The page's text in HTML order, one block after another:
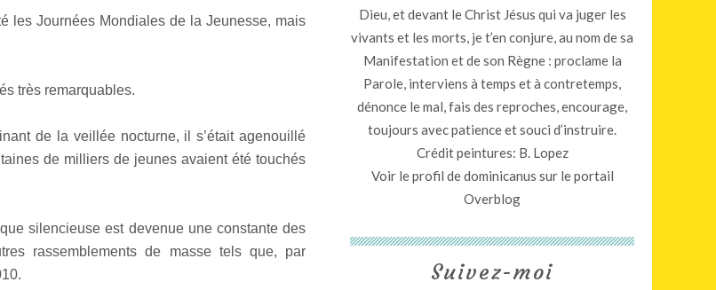
les Journées Mondiales de la Jeunesse, mais
très remarquables.
de la veillée nocturne, il s’était agenouillé
de milliers de jeunes avaient été touchés
silencieuse est devenue une constante des
rassemblements de masse tels que, par
Dieu, et devant le Christ Jésus qui va juger les
vivants et les morts, je t’en conjure, au nom de sa
Manifestation et de son Règne : proclame la
Parole, interviens à temps et à contretemps,
dénonce le mal, fais des reproches, encourage,
toujours avec patience et souci d’instruire.
Crédit peintures: B. Lopez
Voir le profil dedominicanus sur le portail
Overblog
Suivez-moi